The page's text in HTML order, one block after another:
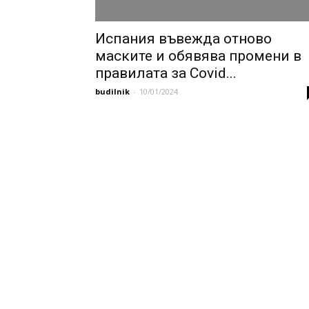
Испания въвежда отново
маските и обявява промени в
правилата за Covid...
budilnik - 10/01/2024